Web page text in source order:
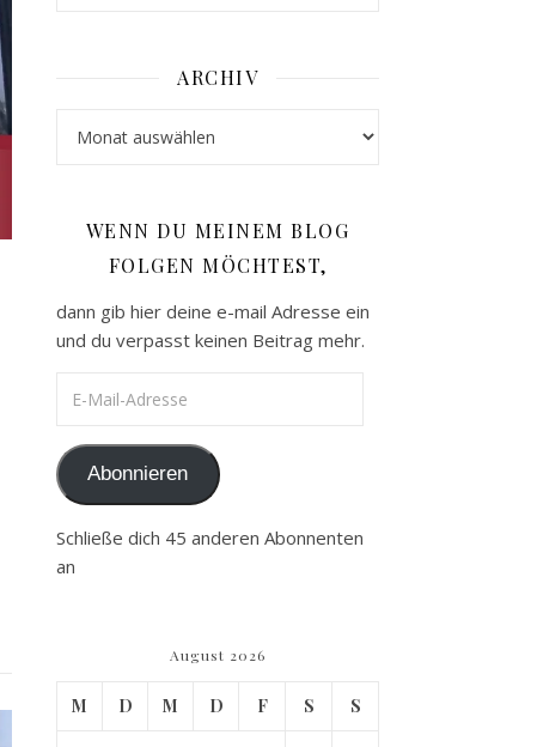
ARCHIV
WENN DU MEINEM BLOG
FOLGEN MÖCHTEST,
dann gib hier deine e-mail Adresse ein
und du verpasst keinen Beitrag mehr.
Abonnieren
Schließe dich 45 anderen Abonnenten
an
August 2026
M D M D F S S